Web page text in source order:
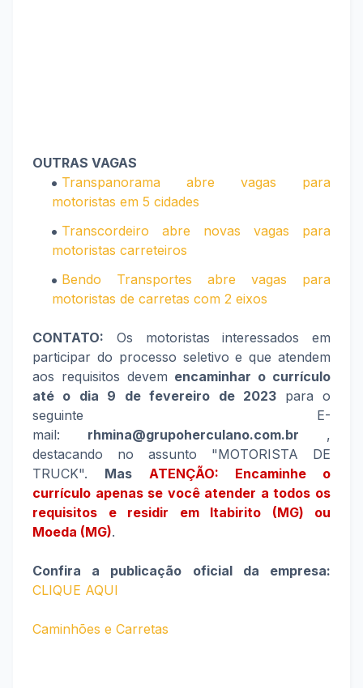
OUTRAS VAGAS
Transpanorama abre vagas para
motoristas em 5 cidades
Transcordeiro abre novas vagas para
motoristas carreteiros
Bendo Transportes abre vagas para
motoristas de carretas com 2 eixos
CONTATO: Os motoristas interessados em
participar do processo seletivo e que atendem
aos requisitos devem encaminhar o currículo
até o dia 9 de fevereiro de 2023 para o
seguinte E-
mail: rhmina@grupoherculano.com.br ,
destacando no assunto "MOTORISTA DE
TRUCK". Mas ATENÇÃO: Encaminhe o
currículo apenas se você atender a todos os
requisitos e residir em Itabirito (MG) ou
Moeda (MG).
Confira a publicação oficial da empresa:
CLIQUE AQUI
Caminhões e Carretas